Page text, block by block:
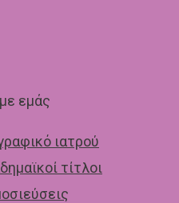
εμάς
ιατρού
τίτλοι